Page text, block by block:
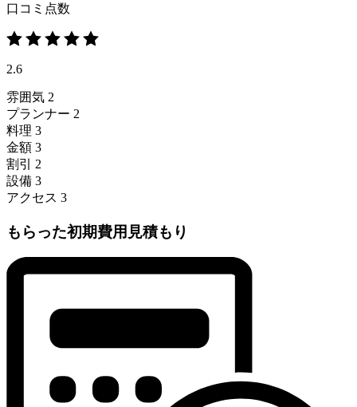
口コミ点数
2.6
雰囲気 2
プランナー 2
料理 3
金額 3
割引
2
設備 3
アクセス 3
もらった初期費用見積もり